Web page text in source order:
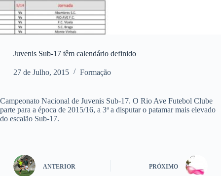
Juvenis Sub-17 têm calendário definido
27 de Julho, 2015 Formação
Campeonato Nacional de Juvenis Sub-17. O Rio Ave Futebol Clube
parte para a época de 2015/16, a 3ª a disputar o patamar mais elevado
do escalão Sub-17.
ANTERIOR PRÓXIMO